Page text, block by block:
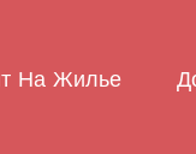
На Жилье